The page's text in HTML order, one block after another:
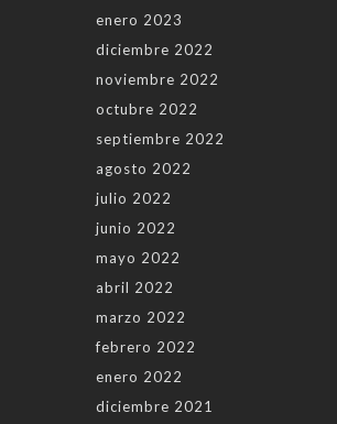
enero 2023
diciembre 2022
noviembre 2022
octubre 2022
septiembre 2022
agosto 2022
julio 2022
junio 2022
mayo 2022
abril 2022
marzo 2022
febrero 2022
enero 2022
diciembre 2021